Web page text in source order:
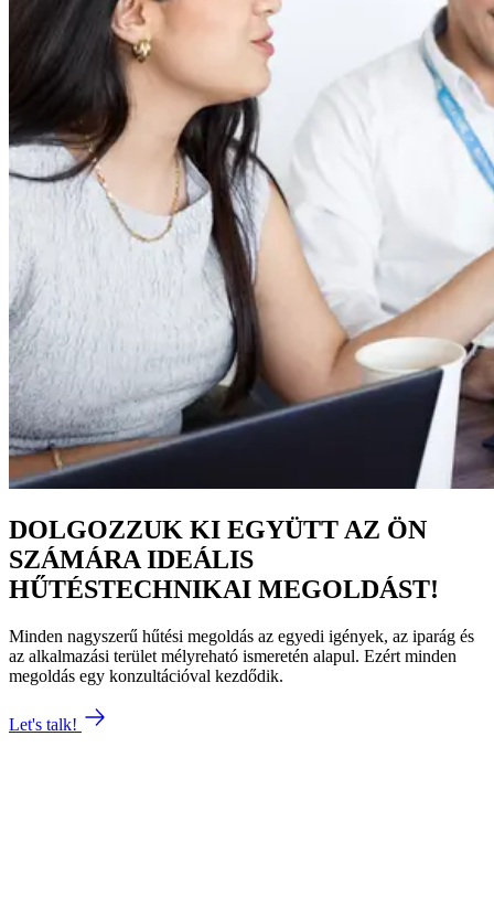
DOLGOZZUK KI EGYÜTT AZ ÖN
SZÁMÁRA IDEÁLIS
HŰTÉSTECHNIKAI MEGOLDÁST!
Minden nagyszerű hűtési megoldás az egyedi igények, az iparág és
az alkalmazási terület mélyreható ismeretén alapul. Ezért minden
megoldás egy konzultációval kezdődik.
Let's talk!